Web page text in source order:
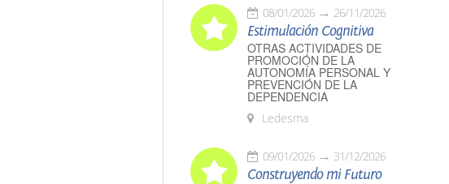
08/01/2026 26/11/2026
Estimulación Cognitiva
OTRAS ACTIVIDADES DE
PROMOCIÓN DE LA
AUTONOMÍA PERSONAL Y
PREVENCIÓN DE LA
DEPENDENCIA
Ledesma
09/01/2026 31/12/2026
Construyendo mi Futuro